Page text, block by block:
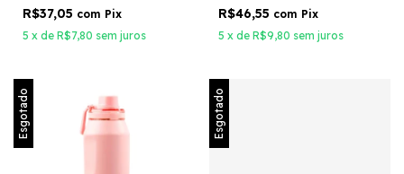
R$37,05 com Pix
5 x de R$7,80 sem juros
R$46,55 com Pix
5 x de R$9,80 sem juros
Esgotado Esgotado